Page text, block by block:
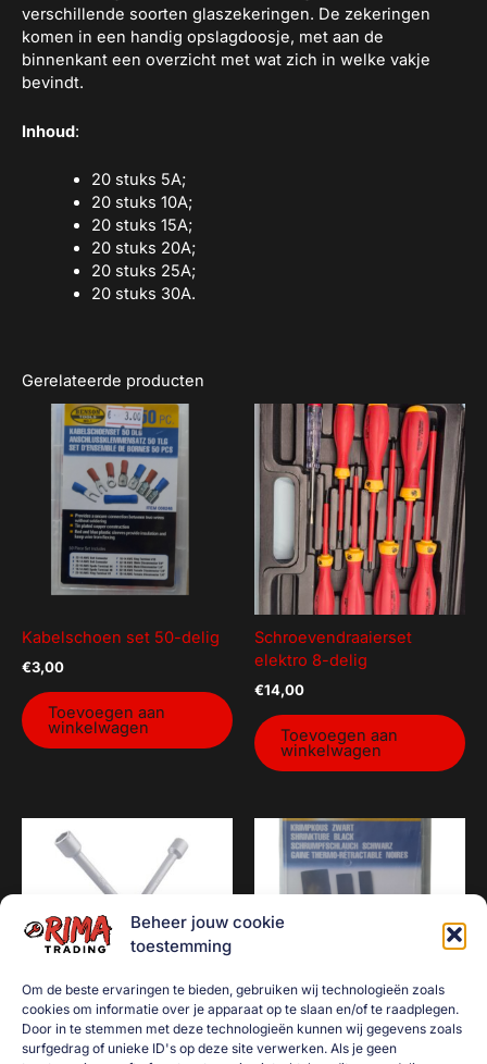
Beheer jouw cookie
toestemming
Om de beste ervaringen te bieden, gebruiken wij technologieën zoals
cookies om informatie over je apparaat op te slaan en/of te raadplegen.
Door in te stemmen met deze technologieën kunnen wij gegevens zoals
surfgedrag of unieke ID's op deze site verwerken. Als je geen
verschillende soorten glaszekeringen. De zekeringen
komen in een handig opslagdoosje, met aan de
binnenkant een overzicht met wat zich in welke vakje
bevindt.
Inhoud:
20 stuks 5A;
20 stuks 10A;
20 stuks 15A;
20 stuks 20A;
20 stuks 25A;
20 stuks 30A.
Gerelateerde producten
Kabelschoen set 50-delig
€3,00
Toevoegen aan
winkelwagen
Schroevendraaierset
elektro 8-delig
€14,00
Toevoegen aan
winkelwagen
Kruissleutel 13/16″ 17-19- Krimpkous set 127-delig